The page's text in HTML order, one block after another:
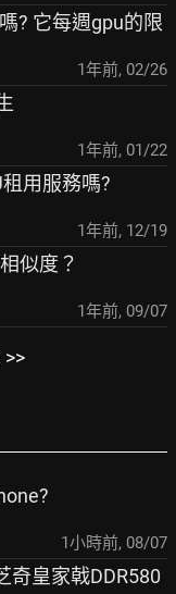
? 它每週gpu的限
1年前, 02/26
1年前, 01/22
用服務嗎?
1年前, 12/19
似度？
1年前, 09/07
1小時前, 08/07
奇皇家戟DDR580